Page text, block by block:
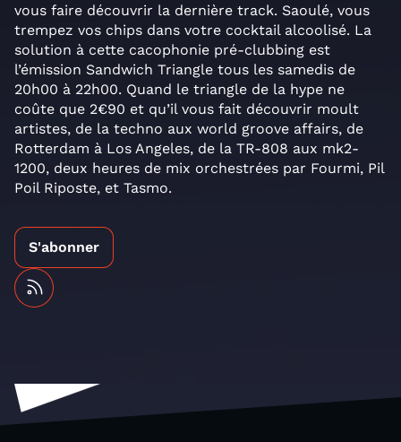
vous faire découvrir la dernière track. Saoulé, vous
trempez vos chips dans votre cocktail alcoolisé. La
solution à cette cacophonie pré-clubbing est
l’émission Sandwich Triangle tous les samedis de
20h00 à 22h00. Quand le triangle de la hype ne
coûte que 2€90 et qu’il vous fait découvrir moult
artistes, de la techno aux world groove affairs, de
Rotterdam à Los Angeles, de la TR-808 aux mk2-
1200, deux heures de mix orchestrées par Fourmi, Pil
Poil Riposte, et Tasmo.
S'abonner